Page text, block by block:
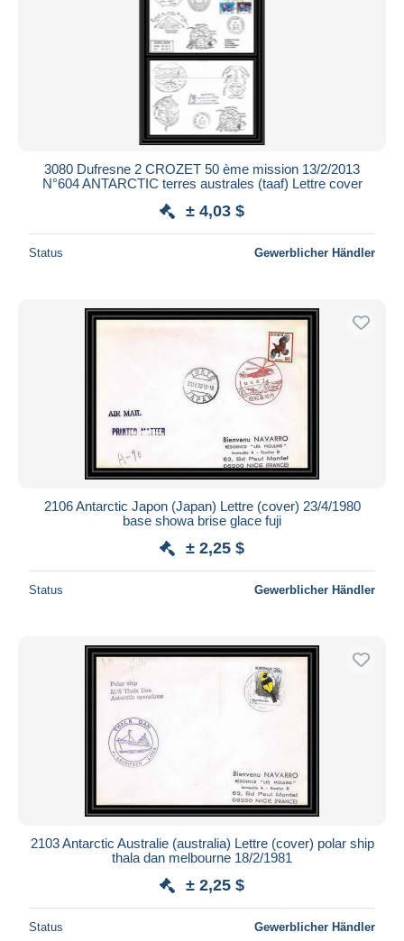
3080 Dufresne 2 CROZET 50 ème mission 13/2/2013
N°604 ANTARCTIC terres australes (taaf) Lettre cover
± 4,03 $
Status Gewerblicher Händler
2106 Antarctic Japon (Japan) Lettre (cover) 23/4/1980
base showa brise glace fuji
± 2,25 $
Status Gewerblicher Händler
2103 Antarctic Australie (australia) Lettre (cover) polar ship
thala dan melbourne 18/2/1981
± 2,25 $
Status Gewerblicher Händler